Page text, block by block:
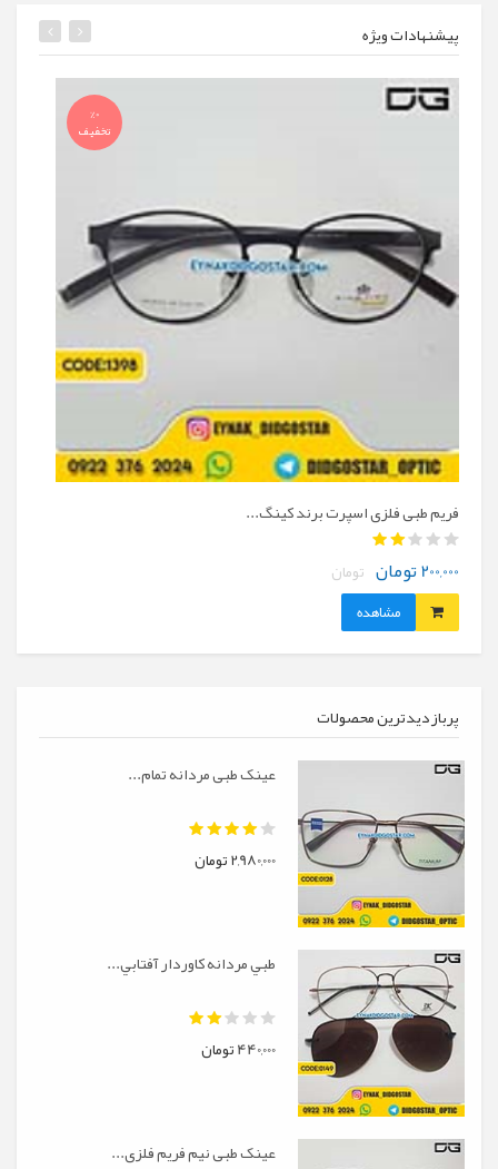
پیشنهادات ویژه
%0
تخفیف
فریم طبی فلزی اسپرت برند کینگ...
200,000 تومان تومان
مشاهده
پربازدیدترین محصولات
عینک طبی مردانه تمام...
2,980,000 تومان
طبي مردانه کاوردار آفتابي...
440,000 تومان
عینک طبی نیم فریم فلزی...